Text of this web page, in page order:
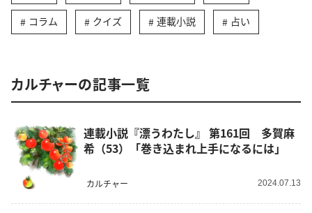
コラム クイズ 連載小説 占い
カルチャーの記事一覧
連載小説『漂うわたし』 第161回 多賀麻
希（53）「巻き込まれ上手になるには」
カルチャー 2024.07.13